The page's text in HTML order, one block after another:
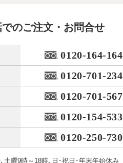
のご注文・お問合せ
0120-164-164
0120-701-234
0120-701-567
0120-154-533
0120-250-730
土曜9時～18時､ 日･祝日･年末年始休み